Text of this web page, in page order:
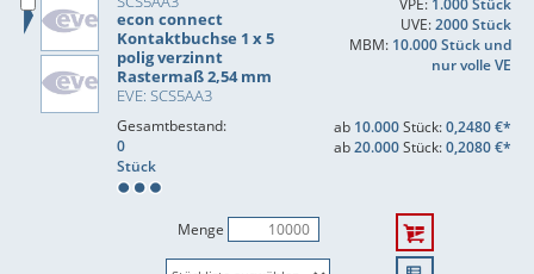
econ connect
Kontaktbuchse 1 x 5
polig verzinnt
Rastermaß 2,54 mm
EVE: SCS5AA3
VPE: 1.000 Stück
UVE:2000 Stück
MBM: 10.000 Stück und
nur volle VE
Gesamtbestand:
0
Stück
ab 10.000Stück:0,2480 €*
ab20.000Stück:0,2080 €*
Menge